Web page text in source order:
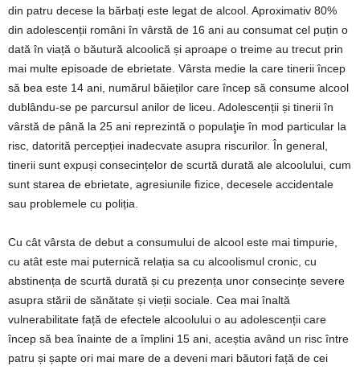
din patru decese la bărbați este legat de alcool. Aproximativ 80%
din adolescenții români în vârstă de 16 ani au consumat cel puțin o
dată în viață o băutură alcoolică și aproape o treime au trecut prin
mai multe episoade de ebrietate. Vârsta medie la care tinerii încep
să bea este 14 ani, numărul băieților care încep să consume alcool
dublându-se pe parcursul anilor de liceu. Adolescenții și tinerii în
vârstă de până la 25 ani reprezintă o populaţie în mod particular la
risc, datorită percepției inadecvate asupra riscurilor. În general,
tinerii sunt expuși consecințelor de scurtă durată ale alcoolului, cum
sunt starea de ebrietate, agresiunile fizice, decesele accidentale
sau problemele cu poliția.
Cu cât vârsta de debut a consumului de alcool este mai timpurie,
cu atât este mai puternică relația sa cu alcoolismul cronic, cu
abstinența de scurtă durată și cu prezența unor consecințe severe
asupra stării de sănătate și vieții sociale. Cea mai înaltă
vulnerabilitate față de efectele alcoolului o au adolescenții care
încep să bea înainte de a împlini 15 ani, aceștia având un risc între
patru și șapte ori mai mare de a deveni mari băutori față de cei